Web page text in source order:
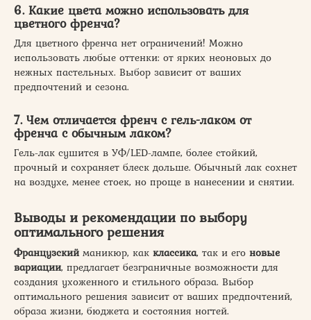
6. Какие цвета можно использовать для
цветного френча?
Для цветного френча нет ограничений! Можно
использовать любые оттенки: от ярких неоновых до
нежных пастельных. Выбор зависит от ваших
предпочтений и сезона.
7. Чем отличается френч с гель-лаком от
френча с обычным лаком?
Гель-лак сушится в УФ/LED-лампе, более стойкий,
прочный и сохраняет блеск дольше. Обычный лак сохнет
на воздухе, менее стоек, но проще в нанесении и снятии.
Выводы и рекомендации по выбору
оптимального решения
Французскийманикюр, как классика, так и его новые
вариации, предлагает безграничные возможности для
создания ухоженного и стильного образа. Выбор
оптимального решения зависит от ваших предпочтений,
образа жизни, бюджета и состояния ногтей.